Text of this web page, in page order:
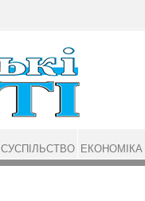
СУСПІЛЬСТВО ЕКОНОМІКА